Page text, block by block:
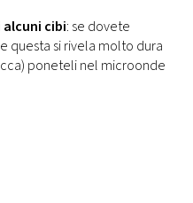
cibi: se dovete
questa si rivela molto dura
poneteli nel microonde